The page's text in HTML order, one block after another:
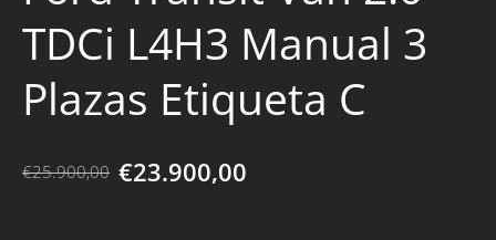
TDCi L4H3 Manual 3
Plazas Etiqueta C
€25.900,00 €23.900,00